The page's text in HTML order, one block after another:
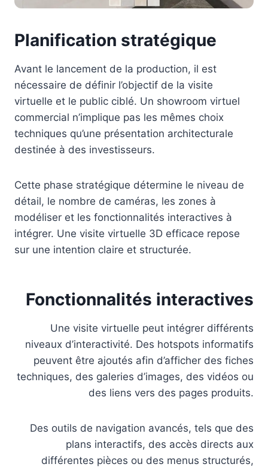
Planification stratégique
Avant le lancement de la production, il est
nécessaire de définir l’objectif de la visite
virtuelle et le public ciblé. Un showroom virtuel
commercial n’implique pas les mêmes choix
techniques qu’une présentation architecturale
destinée à des investisseurs.
Cette phase stratégique détermine le niveau de
détail, le nombre de caméras, les zones à
modéliser et les fonctionnalités interactives à
intégrer. Une visite virtuelle 3D efficace repose
sur une intention claire et structurée.
Fonctionnalités interactives
Une visite virtuelle peut intégrer différents
niveaux d’interactivité. Des hotspots informatifs
peuvent être ajoutés afin d’afficher des fiches
techniques, des galeries d’images, des vidéos ou
des liens vers des pages produits.
Des outils de navigation avancés, tels que des
plans interactifs, des accès directs aux
différentes pièces ou des menus structurés,